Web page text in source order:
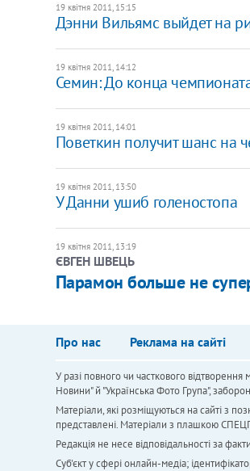
19 квітня 2011, 15:15
Дэнни Вильямс выйдет на
19 квітня 2011, 14:12
Семин: До конца
19 квітня 2011, 14:01
Поветкин получит шанс на
19 квітня 2011, 13:50
У Данни ушиб голеностопа
19 квітня 2011, 13:19
ЄВГЕН ШВЕЦЬ
Парамон больше не
Про нас Реклама на сайті
У разі повного чи часткового
Новини" й "Українська Фото Група",
Матеріали, які розміщуються на сайті з
представлені. Матеріали з плашкою
Редакція не несе відповідальності за
Cуб'єкт у сфері онлайн-медіа;